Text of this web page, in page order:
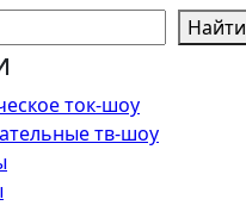
Найти
ток-шоу
тв-шоу